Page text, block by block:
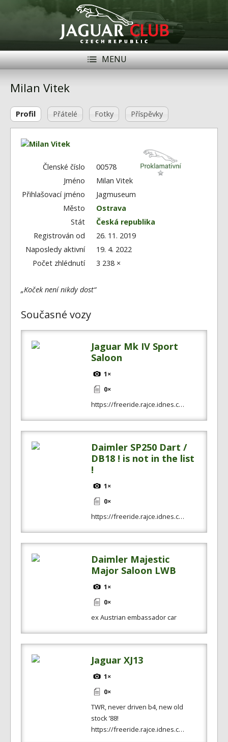
MENU
Modely Jaguar
Členové
Naše vozy
Videa
Milan Vitek
Profil Přátelé Fotky Příspěvky
Členské číslo
00578
Jméno
Milan Vitek
Přihlašovací jméno
Jagmuseum
Město
Ostrava
Stát
Česká republika
Registrován od
26. 11. 2019
Naposledy aktivní
19. 4. 2022
Počet zhlédnutí
3 238 ×
„Koček není nikdy dost“
Současné vozy
Jaguar Mk IV Sport
Saloon
1×
0×
https://freeride.rajce.idnes.c…
Daimler SP250 Dart /
DB18 ! is not in the list
!
1×
0×
https://freeride.rajce.idnes.c…
Daimler Majestic
Major Saloon LWB
1×
0×
ex Austrian embassador car
Jaguar XJ13
1×
0×
TWR, never driven b4, new old
stock ’88!
https://freeride.rajce.idnes.c…